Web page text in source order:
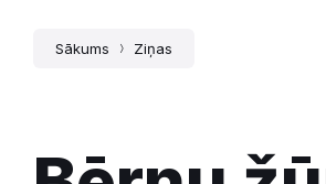
Sākums Ziņas